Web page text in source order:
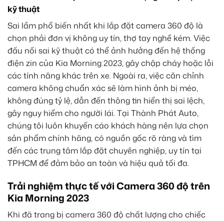
kỹ thuật
Sai lầm phổ biến nhất khi lắp đặt camera 360 độ là
chọn phải đơn vị không uy tín, thợ tay nghề kém. Việc
đấu nối sai kỹ thuật có thể ảnh hưởng đến hệ thống
điện zin của Kia Morning 2023, gây chập cháy hoặc lỗi
các tính năng khác trên xe. Ngoài ra, việc căn chỉnh
camera không chuẩn xác sẽ làm hình ảnh bị méo,
không đúng tỷ lệ, dẫn đến thông tin hiển thị sai lệch,
gây nguy hiểm cho người lái. Tại Thành Phát Auto,
chúng tôi luôn khuyến cáo khách hàng nên lựa chọn
sản phẩm chính hãng, có nguồn gốc rõ ràng và tìm
đến các trung tâm lắp đặt chuyên nghiệp, uy tín tại
TPHCM để đảm bảo an toàn và hiệu quả tối đa.
Trải nghiệm thực tế với Camera 360 độ trên
Kia Morning 2023
Khi đã trang bị camera 360 độ chất lượng cho chiếc